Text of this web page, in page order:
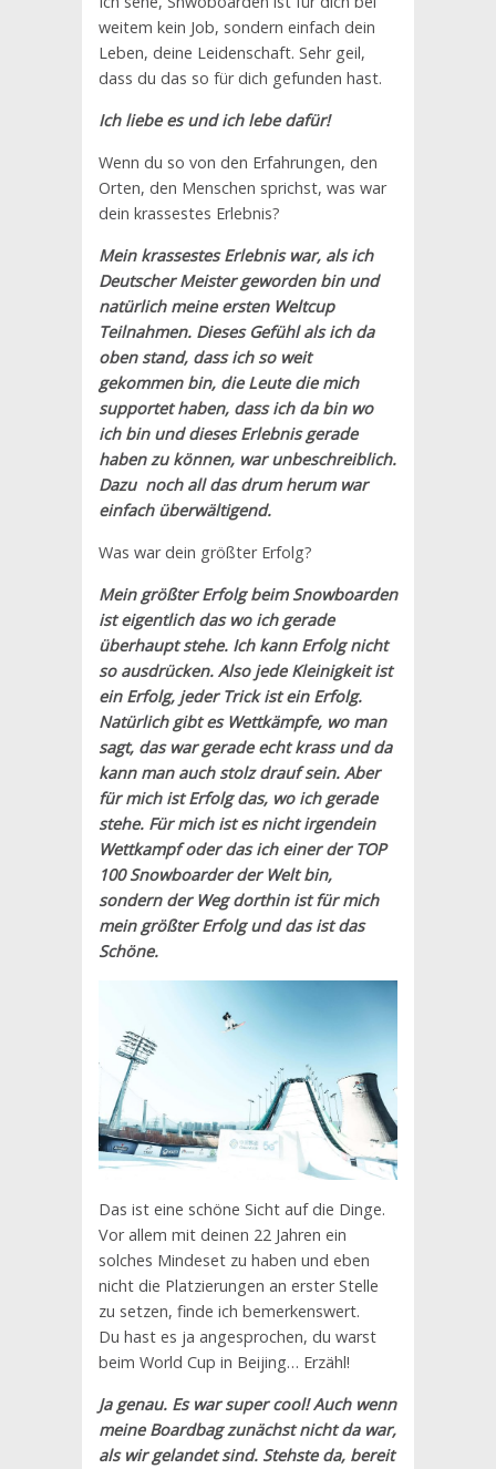
weitem kein Job, sondern einfach dein
Leben, deine Leidenschaft. Sehr geil,
dass du das so für dich gefunden hast.
Ich liebe es und ich lebe dafür!
Wenn du so von den Erfahrungen, den
Orten, den Menschen sprichst, was war
dein krassestes Erlebnis?
Mein krassestes Erlebnis war, als ich
Deutscher Meister geworden bin und
natürlich meine ersten Weltcup
Teilnahmen. Dieses Gefühl als ich da
oben stand, dass ich so weit
gekommen bin, die Leute die mich
supportet haben, dass ich da bin wo
ich bin und dieses Erlebnis gerade
haben zu können, war unbeschreiblich.
Dazu noch all das drum herum war
einfach überwältigend.
Was war dein größter Erfolg?
Mein größter Erfolg beim Snowboarden
ist eigentlich das wo ich gerade
überhaupt stehe. Ich kann Erfolg nicht
so ausdrücken. Also jede Kleinigkeit ist
ein Erfolg, jeder Trick ist ein Erfolg.
Natürlich gibt es Wettkämpfe, wo man
sagt, das war gerade echt krass und da
kann man auch stolz drauf sein. Aber
für mich ist Erfolg das, wo ich gerade
stehe. Für mich ist es nicht irgendein
Wettkampf oder das ich einer der TOP
100 Snowboarder der Welt bin,
sondern der Weg dorthin ist für mich
mein größter Erfolg und das ist das
Schöne.
Das ist eine schöne Sicht auf die Dinge.
Vor allem mit deinen 22 Jahren ein
solches Mindeset zu haben und eben
nicht die Platzierungen an erster Stelle
zu setzen, finde ich bemerkenswert.
Du hast es ja angesprochen, du warst
beim World Cup in Beijing… Erzähl!
Ja genau. Es war super cool! Auch wenn
meine Boardbag zunächst nicht da war,
als wir gelandet sind. Stehste da, bereit